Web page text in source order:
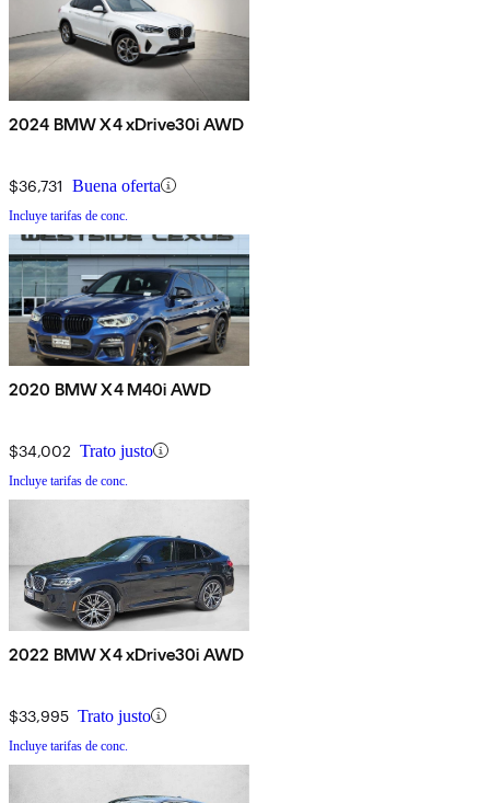
2024 BMW X4 xDrive30i AWD
$36,731 Buena oferta
Incluye tarifas de conc.
2020 BMW X4 M40i AWD
$34,002 Trato justo
Incluye tarifas de conc.
2022 BMW X4 xDrive30i AWD
$33,995 Trato justo
Incluye tarifas de conc.